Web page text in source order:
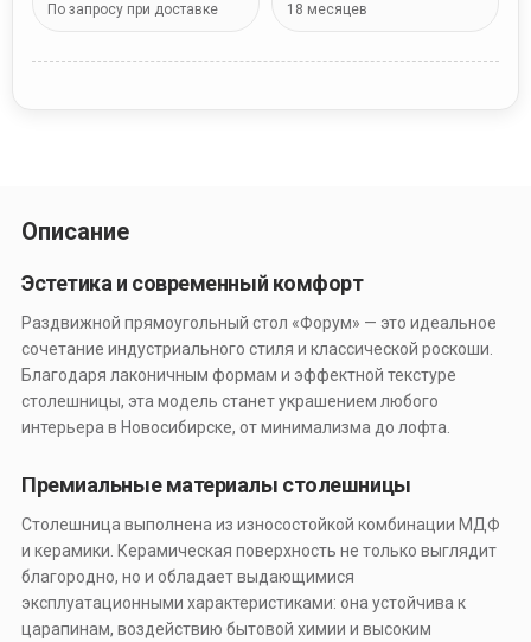
По запросу при доставке
18 месяцев
Описание
Эстетика и современный комфорт
Раздвижной прямоугольный стол «Форум» — это идеальное
сочетание индустриального стиля и классической роскоши.
Благодаря лаконичным формам и эффектной текстуре
столешницы, эта модель станет украшением любого
интерьера в Новосибирске, от минимализма до лофта.
Премиальные материалы столешницы
Столешница выполнена из износостойкой комбинации МДФ
и керамики. Керамическая поверхность не только выглядит
благородно, но и обладает выдающимися
эксплуатационными характеристиками: она устойчива к
царапинам, воздействию бытовой химии и высоким